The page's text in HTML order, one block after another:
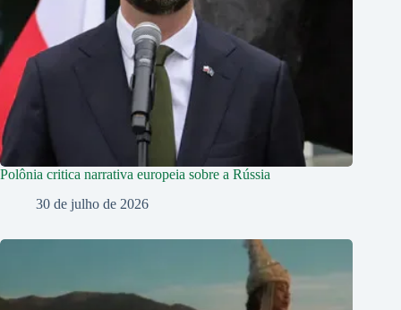
Polônia critica narrativa europeia sobre a Rússia
30 de julho de 2026